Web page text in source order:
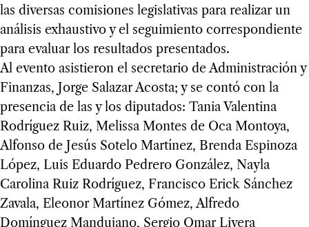
las diversas comisiones legislativas para realizar un
análisis exhaustivo y el seguimiento correspondiente
para evaluar los resultados presentados.
Al evento asistieron el secretario de Administración y
Finanzas, Jorge Salazar Acosta; y se contó con la
presencia de las y los diputados: Tania Valentina
Rodríguez Ruiz, Melissa Montes de Oca Montoya,
Alfonso de Jesús Sotelo Martínez, Brenda Espinoza
López, Luis Eduardo Pedrero González, Nayla
Carolina Ruiz Rodríguez, Francisco Erick Sánchez
Zavala, Eleonor Martínez Gómez, Alfredo
Domínguez Mandujano, Sergio Omar Livera